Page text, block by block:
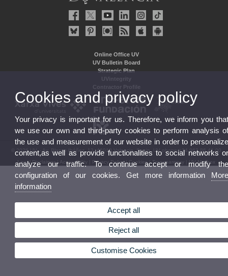
Online Office UV
UV Bulletin Board
Strategic Plan
UVintegrity
Contractor Profile
© 2026 UV. - Av. Blasco Ibáñez, 13. 46010 Valencia. Spain. UV phone +34 963 86 41 00
Legal Disclaimer|Accessibility Privacy Policy|Cookies|Transparency |UV Mailbox
Cookies and privacy policy
Your privacy is important for us. Therefore, we inform you
we use our own and third-party cookies to perform analysis
the use and measurement of our website in order to
content,as well as provide functionalities to social networks
analyze our traffic. To continue accept or modify
configuration of our cookies. Get more information
information
Accept all
Reject all
Customise Cookies